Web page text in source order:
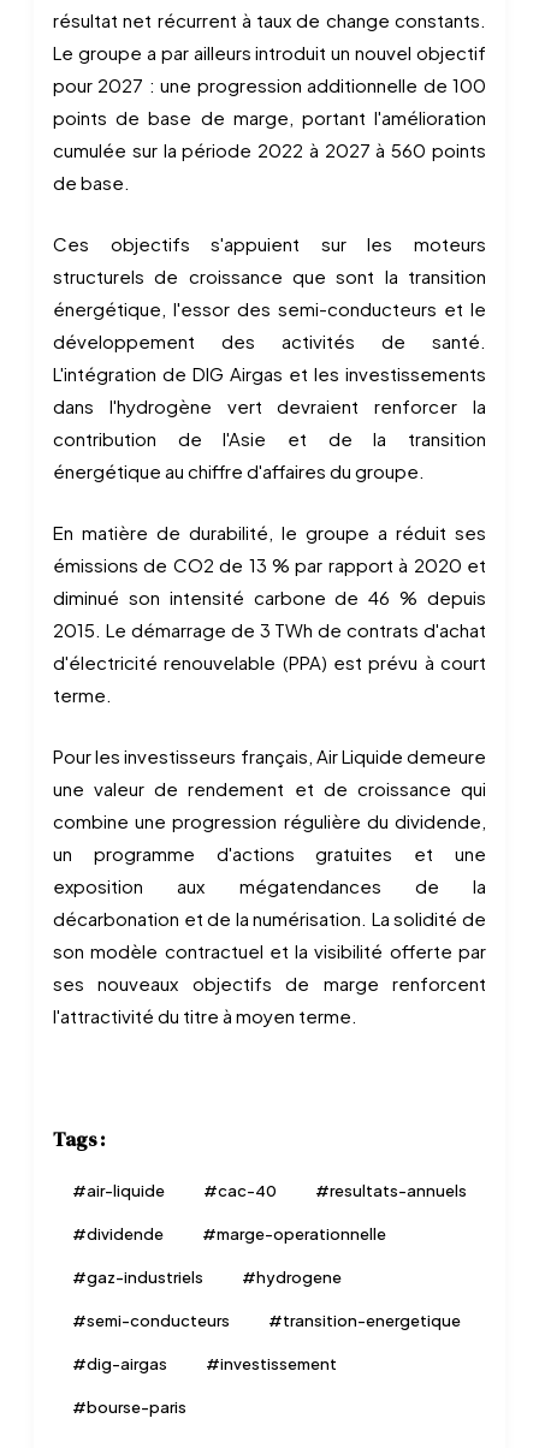
résultat net récurrent à taux de change constants.
Le groupe a par ailleurs introduit un nouvel objectif
pour 2027 : une progression additionnelle de 100
points de base de marge, portant l'amélioration
cumulée sur la période 2022 à 2027 à 560 points
de base.
Ces objectifs s'appuient sur les moteurs
structurels de croissance que sont la transition
énergétique, l'essor des semi-conducteurs et le
développement des activités de santé.
L'intégration de DIG Airgas et les investissements
dans l'hydrogène vert devraient renforcer la
contribution de l'Asie et de la transition
énergétique au chiffre d'affaires du groupe.
En matière de durabilité, le groupe a réduit ses
émissions de CO2 de 13 % par rapport à 2020 et
diminué son intensité carbone de 46 % depuis
2015. Le démarrage de 3 TWh de contrats d'achat
d'électricité renouvelable (PPA) est prévu à court
terme.
Pour les investisseurs français, Air Liquide demeure
une valeur de rendement et de croissance qui
combine une progression régulière du dividende,
un programme d'actions gratuites et une
exposition aux mégatendances de la
décarbonation et de la numérisation. La solidité de
son modèle contractuel et la visibilité offerte par
ses nouveaux objectifs de marge renforcent
l'attractivité du titre à moyen terme.
Tags :
#air-liquide #cac-40 #resultats-annuels
#dividende #marge-operationnelle
#gaz-industriels #hydrogene
#semi-conducteurs #transition-energetique
#dig-airgas #investissement
#bourse-paris